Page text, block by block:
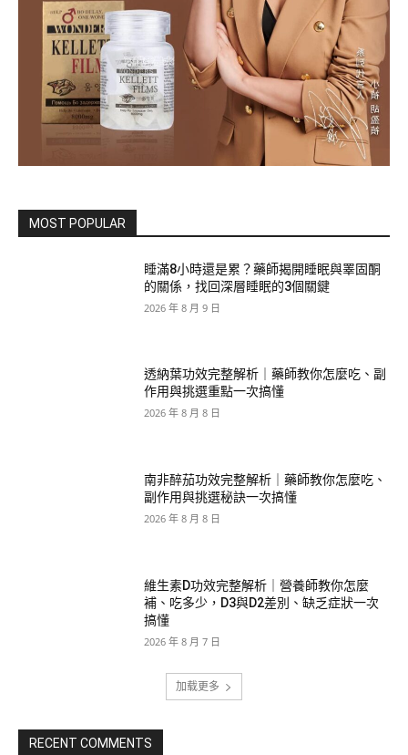
MOST POPULAR
睡滿8小時還是累？藥師揭開睡眠與睪固酮
的關係，找回深層睡眠的3個關鍵
2026 年 8 月 9 日
透納葉功效完整解析｜藥師教你怎麼吃、副
作用與挑選重點一次搞懂
2026 年 8 月 8 日
南非醉茄功效完整解析｜藥師教你怎麼吃、
副作用與挑選秘訣一次搞懂
2026 年 8 月 8 日
維生素D功效完整解析｜營養師教你怎麼
補、吃多少，D3與D2差別、缺乏症狀一次
搞懂
2026 年 8 月 7 日
加载更多
RECENT COMMENTS